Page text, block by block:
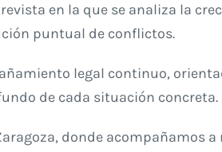
en la que se analiza la
puntual de conflictos.
legal continuo,
de cada situación concreta.
donde acompañamos